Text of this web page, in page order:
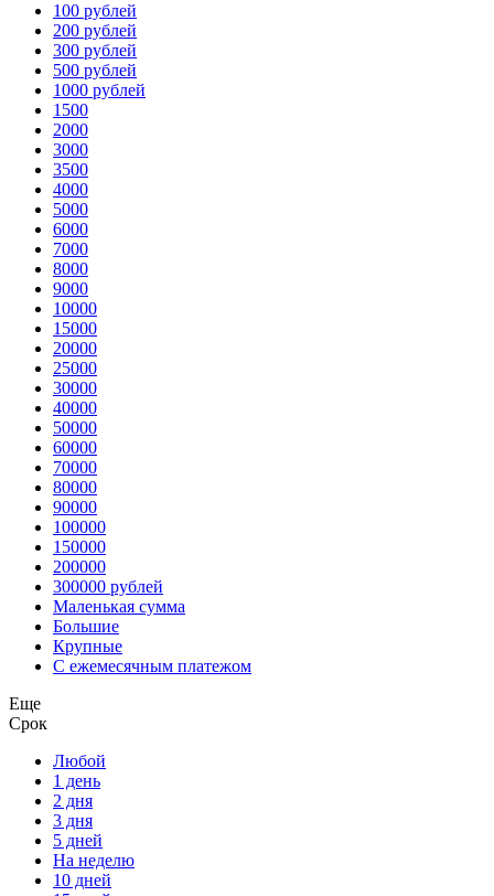
100 рублей
200 рублей
300 рублей
500 рублей
1000 рублей
1500
2000
3000
3500
4000
5000
6000
7000
8000
9000
10000
15000
20000
25000
30000
40000
50000
60000
70000
80000
90000
100000
150000
200000
300000 рублей
Маленькая сумма
Большие
Крупные
С ежемесячным платежом
Еще
Срок
Любой
1 день
2 дня
3 дня
5 дней
На неделю
10 дней